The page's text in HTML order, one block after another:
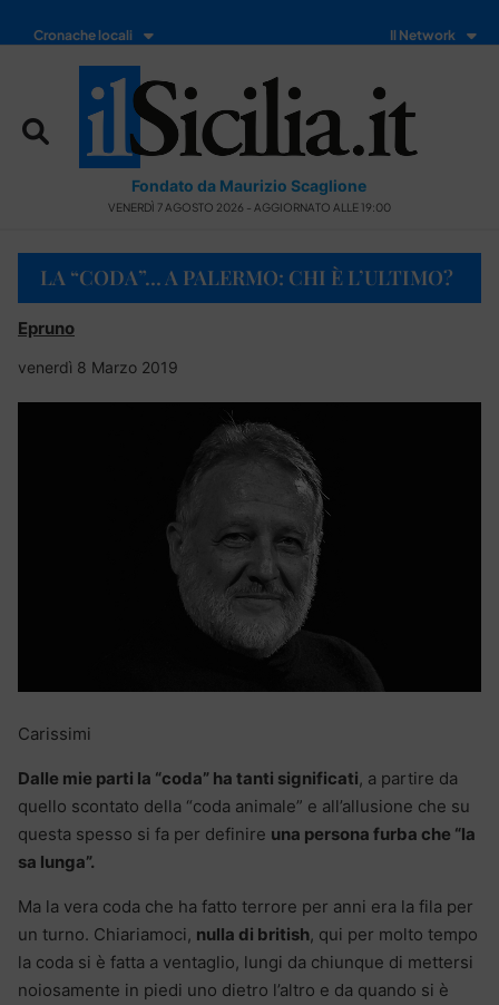
Cronache locali Il Network
Fondato da Maurizio Scaglione
VENERDÌ 7 AGOSTO 2026 - AGGIORNATO ALLE 19:00
LA “CODA”… A PALERMO: CHI È L’ULTIMO?
Epruno
venerdì 8 Marzo 2019
Carissimi
Dalle mie parti la “coda” ha tanti significati, a partire da
quello scontato della “coda animale” e all’allusione che su
questa spesso si fa per definire una persona furba che “la
sa lunga”.
Ma la vera coda che ha fatto terrore per anni era la fila per
un turno. Chiariamoci, nulla di british, qui per molto tempo
la coda si è fatta a ventaglio, lungi da chiunque di mettersi
noiosamente in piedi uno dietro l’altro e da quando si è